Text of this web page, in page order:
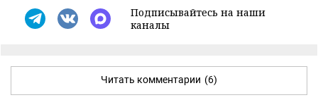
Подписывайтесь на наши
каналы
Читать комментарии (6)